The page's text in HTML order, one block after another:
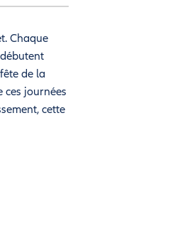
Chaque
de la
ces journées
cette